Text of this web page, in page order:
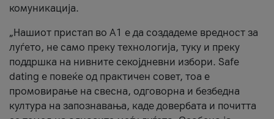
комуникација.
„Нашиот пристап во А1 е да создадеме вредност за
луѓето, не само преку технологија, туку и преку
поддршка на нивните секојдневни избори. Safe
dating е повеќе од практичен совет, тоа е
промовирање на свесна, одговорна и безбедна
култура на запознавања, каде довербата и почитта